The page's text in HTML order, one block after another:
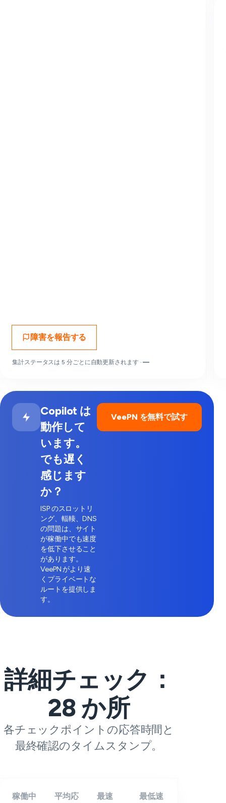
障害を報告する
集計ステータスは 5 分ごとに自動更新されます ·—
Copilot は
動作して
います。
でも遅く
感じます
か？
ISP のスロットリ
ング、輻輳、DNS
の問題は、サイト
が稼働中でも速度
を低下させること
があります。
VeePN がより速
くプライベートな
ルートを提供しま
す。
VeePN を無料で試す
詳細チェック：
28 か所
各チェックポイントの応答時間と
最終確認のタイムスタンプ。
稼働中
平均応
最速 最低速